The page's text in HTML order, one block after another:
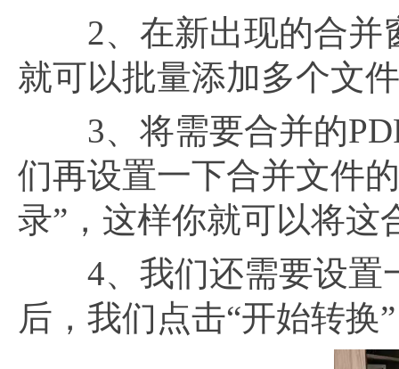
2、在新出现的合并
就可以批量添加多个文
3、将需要合并的PDF
们再设置一下合并文件
录”，这样你就可以将这
4、我们还需要设置
后，我们点击“开始转换